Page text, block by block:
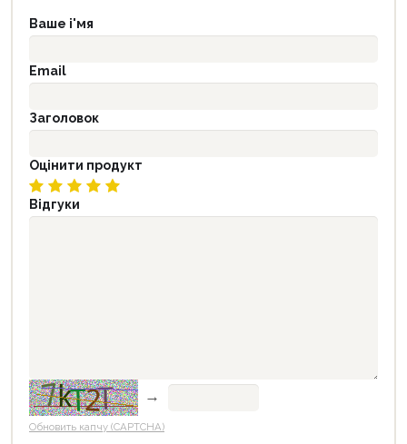
Ваше і'мя
Email
Заголовок
Оцінити продукт
Відгуки
→
Обновить капчу (CAPTCHA)